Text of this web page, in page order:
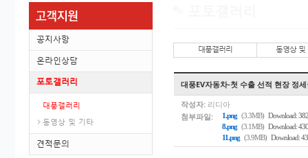
공지사항
온라인상담
포토갤러리
대풍갤러리
동영상 및 기타
견적문의
대풍갤러리 동영상 및
대풍EV자동차-첫 수출 선적 현장 정
작성자: 리디아
첨부파일:
1.png (3.3MB) Download:
8.png (3.1MB) Download:
11.png (3.9MB) Download: